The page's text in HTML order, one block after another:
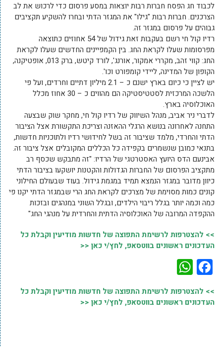
לכבוד חג הפסח חברות רבות יוצאות במסע פרסום כדי לרכוש את לב
הצרכנים. חברות רבות "גילו" את המגזר הדתי ובחרו להשקיע תקציבים
גבוהים על פרסום במגזר זה.
רדיו קול חי רשם בעקבות זאת גידול של 54 אחוזים כתוצאה
מפרסומות שעלו לקראת החג. בין הקמפיינים החדשים שעלו לקראת
החג: קווי זהב, מקררי אמקור, אורנג', לורד קיטש, ברק 013, אופטיקנה,
הקופון של המדינה, ליידי קומפורט וכו'.
יש לציין כי כיום בארץ ישנם כ – 2.1 מיליון דתיים וחרדים, ועל פי
הלשכה המרכזית לסטטיסטיקה הם מהווים כ – 30 אחוז מכלל
האוכלוסיה בארץ.
לדברי ניר אביב, מנהל השיווק של רדיו קול חי, מחקר שוק שבצעה
התחנה לאחרונה בנושא הרגלי ההאזנה וצריכת התקשורת אצל הציבור
הדתי והחרדי, מלמד שציבור זה בשל לחידושי רדיו ולתוכניות חדשות,
בתנאי כמובן שנשמרים בקפידה כל הכללים המקובלים אצל ציבור זה.
אבינעם הדס היועץ האסטרטגי של הרדיו: "זה מתבקש שכסף רב
מתקציב הפרסום של החברות הגדולות והקטנות יושקעו בציבור הדתי
כיוון מדובר במגזר הנמצא תמיד במגמת גידול. בעוד שבעולם החילוני
קונים כמות מסוימת של מצרכים לקראת החג הרי שבמגזר הדתי יקנו פי
כמה וכמה יותר בגלל ריבוי הילדים, ובגלל השוני במנהגים ובזכות
ההקפדה המרובה של האוכלוסיה הדתית והחרדית על מנהגי החג"
>> להצטרפות לרשימת התפוצה של חדשות מודיעין וקבלת כל
העדכונים ראשונים בווטסאפ, לחץ/י כאן <<
Facebook
>> להצטרפות לרשימת התפוצה של חדשות מודיעין וקבלת כל
העדכונים ראשונים בווטסאפ, לחץ/י כאן <<